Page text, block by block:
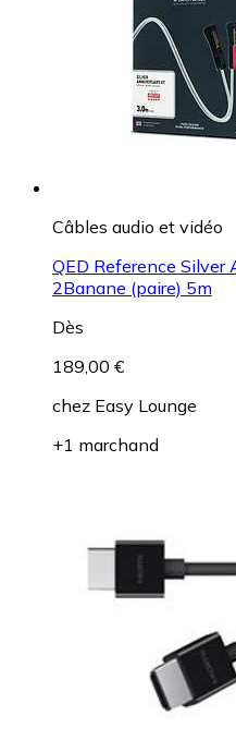
Câbles audio et vidéo
QED Reference
2Banane (paire) 5m
Dès
189,00 €
chez Easy Lounge
+1 marchand